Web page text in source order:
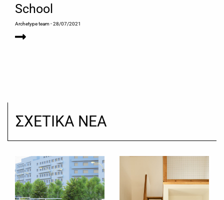
School
Archetype team- 28/07/2021
ΣΧΕΤΙΚΑ ΝΕΑ